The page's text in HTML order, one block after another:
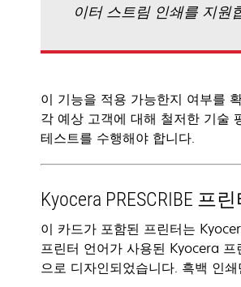
이터 스트림 인쇄를 지원
이 기능을 적용 가능한지 여부를
각 예상 고객에 대해 철저한 기술
테스트를 수행해야 합니다.
Kyocera PRESCRIBE 프
이 카드가 포함된 프린터는
프린터 언어가 사용된 Kyocera 프
으로 디자인되었습니다. 흑백 인